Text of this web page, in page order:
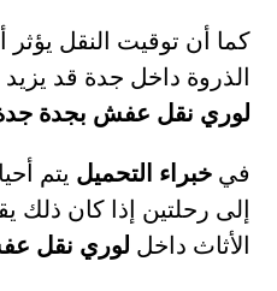
كما أن توقيت النقل يؤثر
الذروة داخل جدة قد
لوري نقل عفش بجدة
فيخبراء التحميل يتم
إلى رحلتين إذا كان
الأثاث داخل لوري نقل